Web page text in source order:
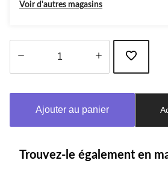
Voir d'autres magasins
à
Ajouter au panier
Trouvez-le également en